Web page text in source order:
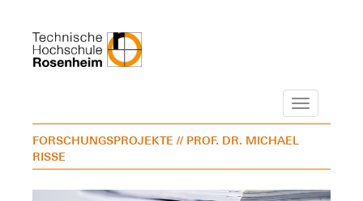
Navigation
FORSCHUNGSPROJEKTE // PROF. DR. MICHAEL
RISSE